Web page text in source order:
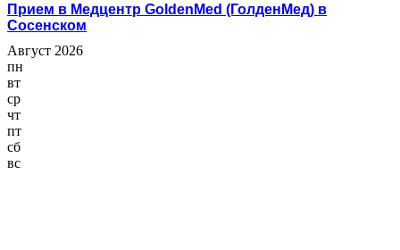
Прием в Медцентр GoldenMed (ГолденМед) в
Сосенском
Август 2026
пн
вт
ср
чт
пт
сб
вс